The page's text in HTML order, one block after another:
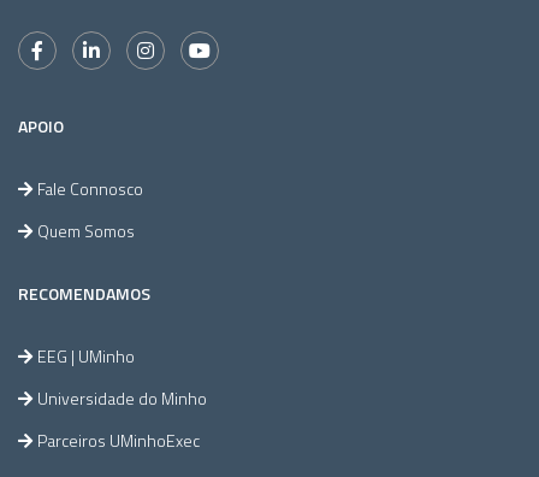
APOIO
Fale Connosco
Quem Somos
RECOMENDAMOS
EEG | UMinho
Universidade do Minho
Parceiros UMinhoExec